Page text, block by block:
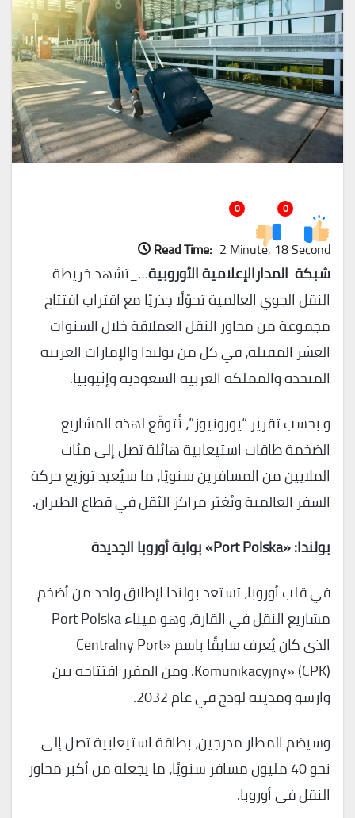
0
0
Read Time: 2 Minute, 18 Second
شبكة المدارالإعلامية الأوروبية…_تشهد خريطة
النقل الجوي العالمية تحوّلًا جذريًا مع اقتراب افتتاح
مجموعة من محاور النقل العملاقة خلال السنوات
العشر المقبلة، في كل من بولندا والإمارات العربية
المتحدة والمملكة العربية السعودية وإثيوبيا.
و بحسب تقرير “يورونيوز”، تُتوقّع لهذه المشاريع
الضخمة طاقات استيعابية هائلة تصل إلى مئات
الملايين من المسافرين سنويًا، ما سيُعيد توزيع حركة
السفر العالمية ويُغيّر مراكز الثقل في قطاع الطيران.
بولندا: «Port Polska» بوابة أوروبا الجديدة
في قلب أوروبا، تستعد بولندا لإطلاق واحد من أضخم
مشاريع النقل في القارة، وهو ميناء Port Polska
الذي كان يُعرف سابقًا باسم «Centralny Port
Komunikacyjny» (CPK). ومن المقرر افتتاحه بين
وارسو ومدينة لودج في عام 2032.
وسيضم المطار مدرجين، بطاقة استيعابية تصل إلى
نحو 40 مليون مسافر سنويًا، ما يجعله من أكبر محاور
النقل في أوروبا.